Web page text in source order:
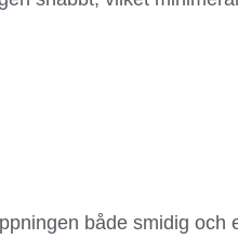
både smidig och